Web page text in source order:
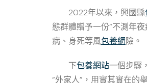
2022年以來，興國縣
態群體贈予一份“不測年
病、身死等風包養網險。
下包養網站一個步驟
“外家人”，用實其實在的